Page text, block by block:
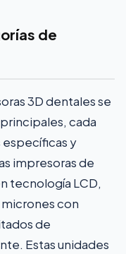
de
3D dentales se
cada
específicas y
impresoras de
tecnología LCD,
con
de
Estas unidades